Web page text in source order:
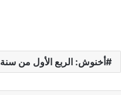
أخنوش: الربع الأول من سنة 2024 عرف انتعاشا في القدرة التشغيلية